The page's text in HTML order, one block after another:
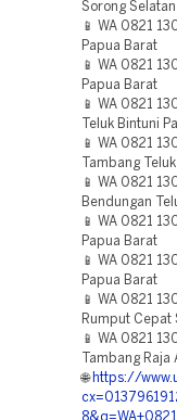
Sorong
📱 WA 0821
Papua Barat
📱 WA 0821
Papua Barat
📱 WA 0821
Teluk Bintuni
📱 WA 0821
Tambang
📱 WA 0821
Bendungan
📱 WA 0821
Papua Barat
📱 WA 0821
Papua Barat
📱 WA 0821
Rumput Cepat
📱 WA 0821
Tambang
🌐 https://